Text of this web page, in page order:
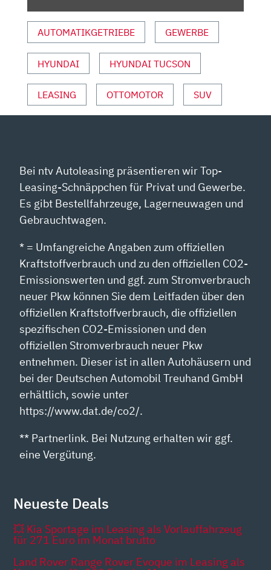
SPORTLICHEN
GEWAND“
VON
YOUTUBE
AUTOMATIKGETRIEBE GEWERBE
HYUNDAI HYUNDAI TUCSON
LEASING OTTOMOTOR SUV
Bei ntv Autoleasing präsentieren wir Top-
Leasing-Schnäppchen für Privat und Gewerbe.
Es gibt Bestellfahrzeuge, Lagerneuwagen und
Gebrauchtwagen.
* = Umfangreiche Angaben zum offiziellen
Kraftstoffverbrauch und zu den offiziellen CO2-
Emissionswerten und ggf. zum Stromverbrauch
neuer Pkw können Sie dem Leitfaden über den
offiziellen Kraftstoffverbrauch, die offiziellen
spezifischen CO2-Emissionen und den
offiziellen Stromverbrauch neuer Pkw
entnehmen. Dieser ist in allen Autohäusern und
bei der Deutschen Automobil Treuhand GmbH
erhältlich, sowie unter
https://www.dat.de/co2/.
** Partnerlink. Bei Nutzung erhalten wir ggf.
eine Vergütung.
Neueste Deals
💥 Kia Sportage im Leasing als Vorlauffahrzeug
für 271 Euro im Monat brutto
Land Rover Range Rover Evoque im Leasing als